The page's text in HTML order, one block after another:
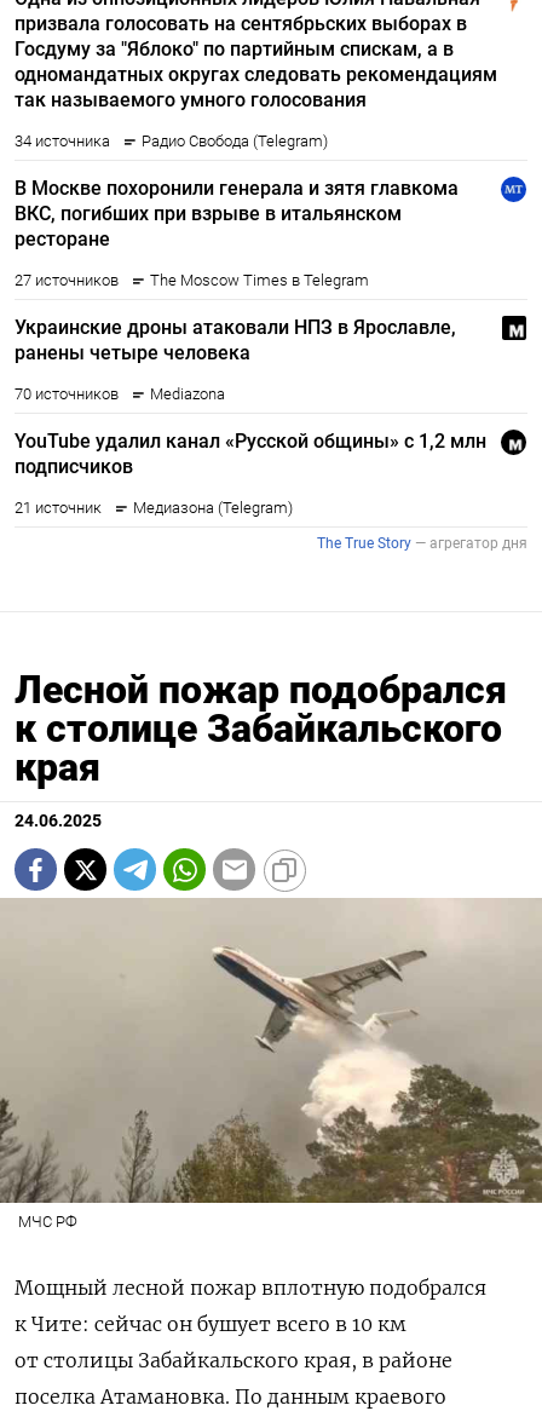
Лесной пожар подобрался
к столице Забайкальского
края
24.06.2025
МЧС РФ
Мощный лесной пожар вплотную подобрался
к Чите: сейчас он бушует всего в 10 км
от столицы Забайкальского края, в районе
поселка Атамановка. По данным краевого